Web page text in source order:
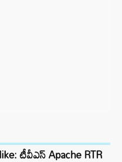
టీవీఎస్ Apache RTR